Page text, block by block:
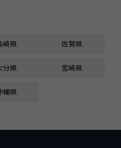
崎県 佐賀県
分県 宮崎県
縄県